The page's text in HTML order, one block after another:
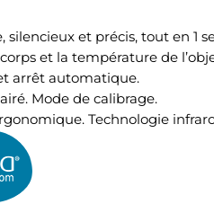
et précis, tout en 1
et la température de
arrêt automatique.
Mode de calibrage.
Technologie